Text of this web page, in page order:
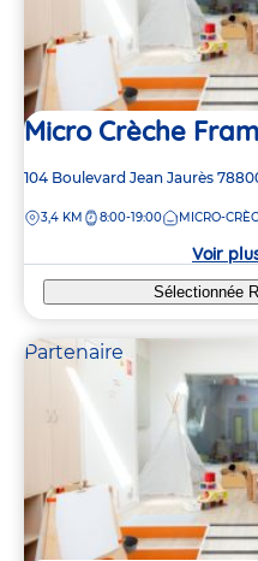
Micro Crèche
Adresse
la
104 Boulevard Jean Jaurès
DISTANCE
3,4 KM 8:00-19:00 MICRO-
Voir
Sélectionnée
Partenaire